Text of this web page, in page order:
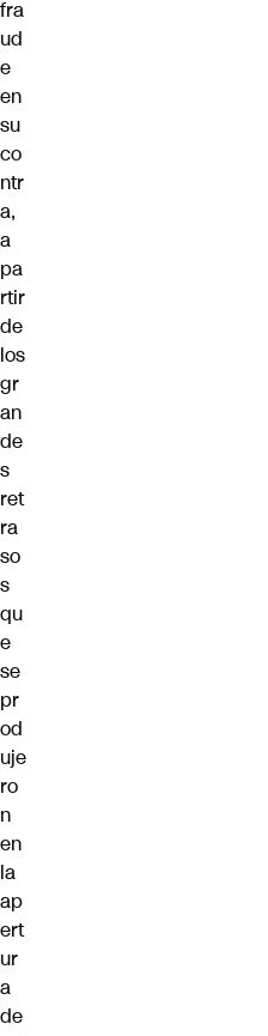
fra
ud
e
en
su
co
ntr
a,
a
pa
rtir
de
los
gr
an
de
s
ret
ra
so
s
qu
e
se
pr
od
uje
ro
n
en
la
ap
ert
ur
a
de